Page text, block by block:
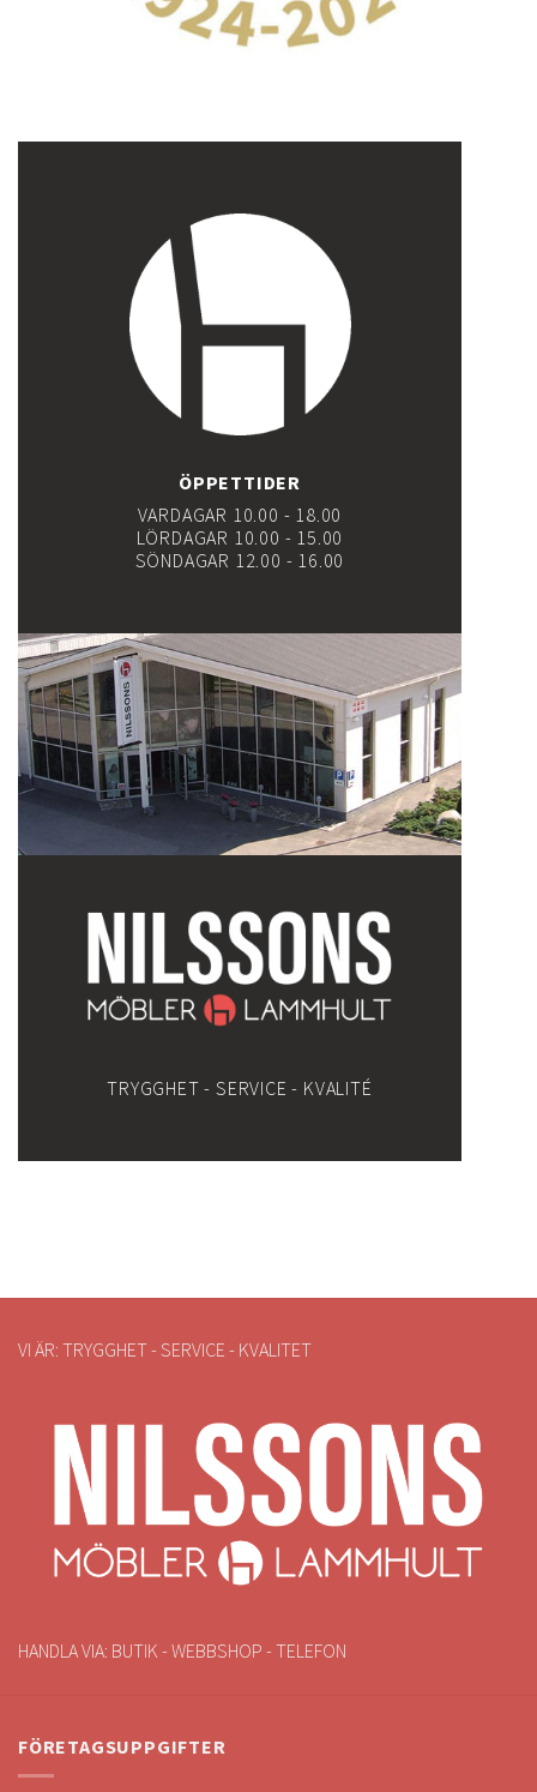
ÖPPETTIDER
VARDAGAR 10.00 - 18.00
LÖRDAGAR 10.00 - 15.00
SÖNDAGAR 12.00 - 16.00
TRYGGHET - SERVICE - KVALITÉ
VI ÄR: TRYGGHET - SERVICE - KVALITET
HANDLA VIA: BUTIK - WEBBSHOP - TELEFON
FÖRETAGSUPPGIFTER